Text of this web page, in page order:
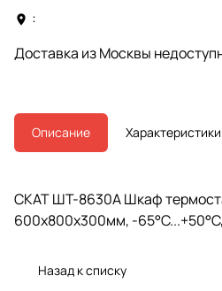
:
Доставка из Москвы
Описание Характеристики
СКАТ ШТ-8630А Шкаф
600х800х300мм, -
Назад к списку